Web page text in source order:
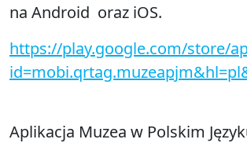
na Android oraz iOS.
https://play.google.com/store/
Aplikacja Muzea w Polskim